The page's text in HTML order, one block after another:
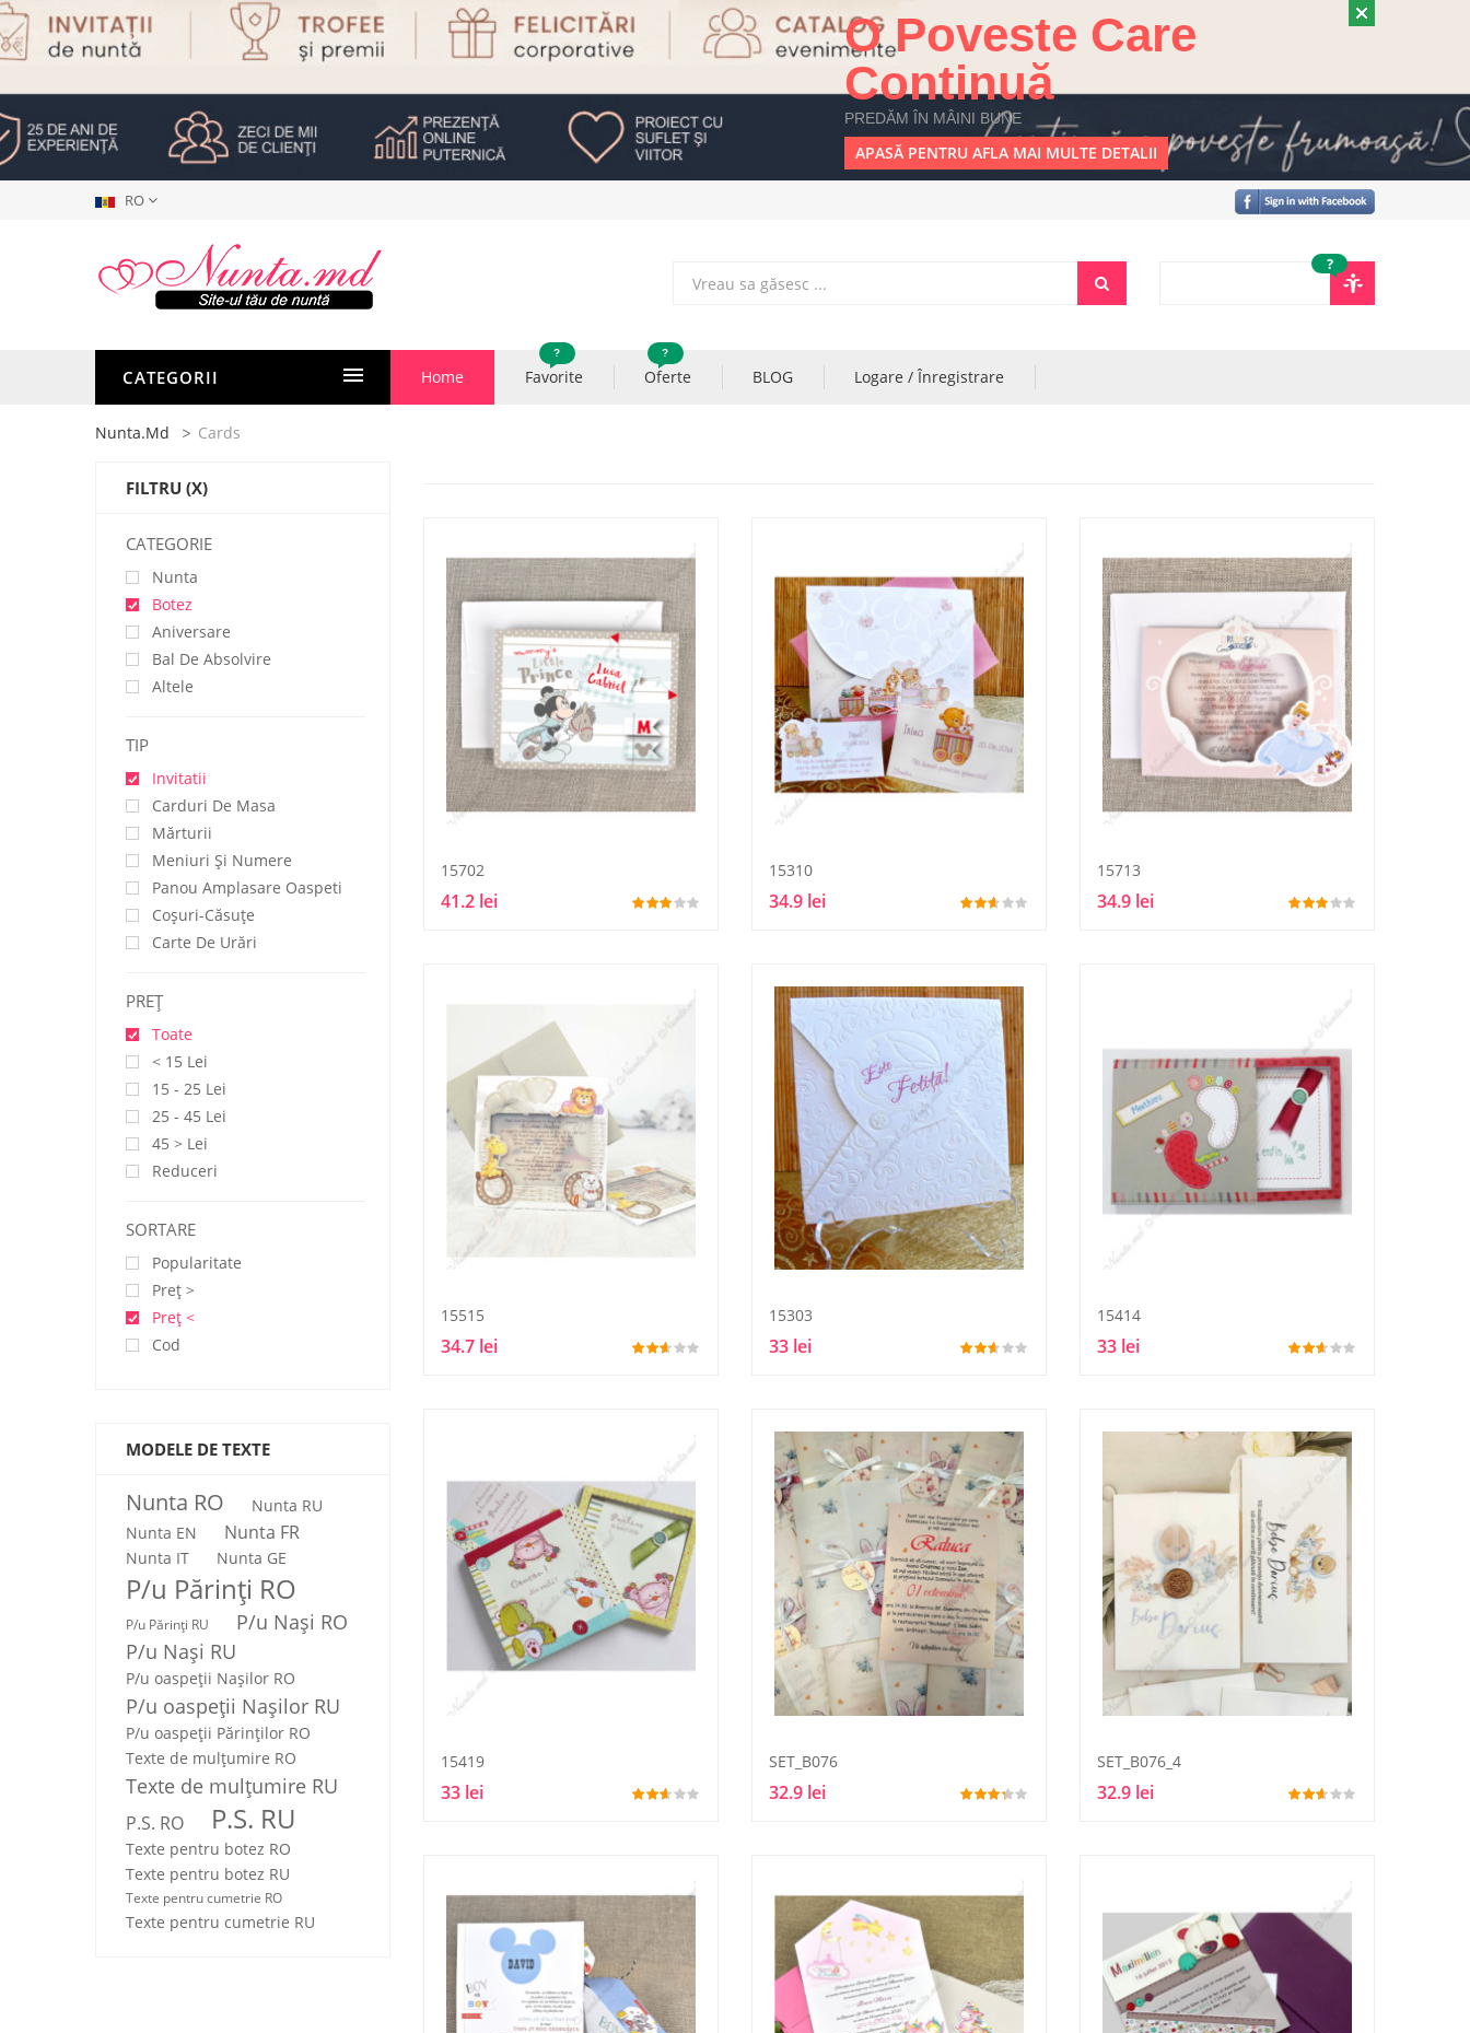
O Poveste Care
Continuă
PREDĂM ÎN MÂINI BUNE
APASĂ PENTRU AFLA MAI MULTE DETALII
RO
?
CATEGORII Home Favorite
?
Oferte
?
BLOG Logare / Înregistrare
Nunta.md Cards
FILTRU (X)
CATEGORIE
Nunta
Botez
Aniversare
Bal De Absolvire
Altele
TIP
Invitatii
Carduri De Masa
Mărturii
Meniuri Și Numere
Panou Amplasare Oaspeti
Coșuri-Căsuțe
Carte De Urări
PREŢ
Toate
< 15 Lei
15 - 25 Lei
25 - 45 Lei
45 > Lei
Reduceri
SORTARE
Popularitate
Preţ >
Preţ <
Cod
MODELE DE TEXTE
Nunta RO
Nunta RU
Nunta EN
Nunta FR
Nunta IT Nunta GE
P/u Părinți RO
P/u Părinți RU
P/u Nași RO
P/u Nași RU
P/u oaspeții Nașilor RO
P/u oaspeții Nașilor RU
P/u oaspeţii Părinţilor RO
Texte de mulţumire RO
Texte de mulţumire RU
P.S. RO P.S. RU
Texte pentru botez RO
Texte pentru botez RU
Texte pentru cumetrie RO
Texte pentru cumetrie RU
15702
41.2 lei
15310
34.9 lei
15713
34.9 lei
15515
34.7 lei
15303
33 lei
15414
33 lei
15419
33 lei
SET_B076
32.9 lei
SET_B076_4
32.9 lei